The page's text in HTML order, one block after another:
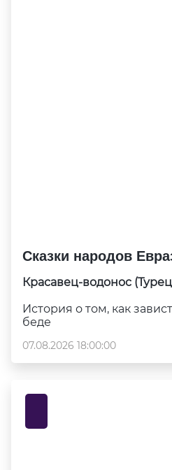
Сказки народов
Красавец-водонос
История о том, как
беде
07.08.2026 18:00:00